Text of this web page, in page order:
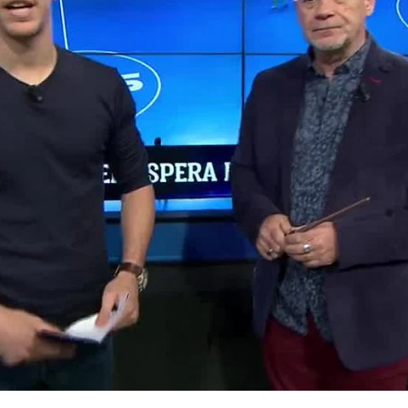
WhatsappFacebook
X